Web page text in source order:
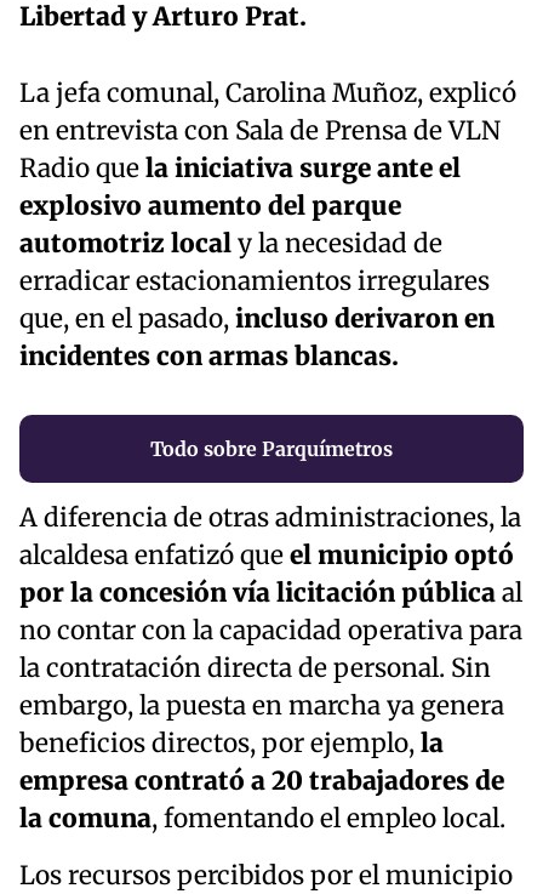
Libertad y Arturo Prat.
La jefa comunal, Carolina Muñoz, explicó
en entrevista con Sala de Prensa de VLN
Radio quela iniciativa surge ante el
explosivo aumento del parque
automotriz localy la necesidad de
erradicar estacionamientos irregulares
que, en el pasado,incluso derivaron en
incidentes con armas blancas.
Todo sobre Parquímetros
A diferencia de otras administraciones, la
alcaldesa enfatizó queel municipio optó
por la concesión vía licitación públicaal
no contar con la capacidad operativa para
la contratación directa de personal. Sin
embargo, la puesta en marcha ya genera
beneficios directos, por ejemplo,la
empresa contrató a 20 trabajadores de
la comuna, fomentando el empleo local.
Los recursos percibidos por el municipio